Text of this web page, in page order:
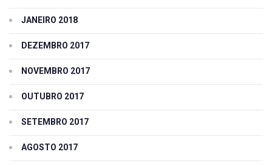
JANEIRO 2018
DEZEMBRO 2017
NOVEMBRO 2017
OUTUBRO 2017
SETEMBRO 2017
AGOSTO 2017